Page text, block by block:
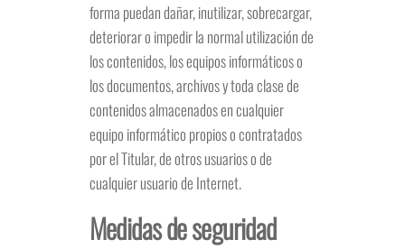
forma puedan dañar, inutilizar, sobrecargar,
deteriorar o impedir la normal utilización de
los contenidos, los equipos informáticos o
los documentos, archivos y toda clase de
contenidos almacenados en cualquier
equipo informático propios o contratados
por el Titular, de otros usuarios o de
cualquier usuario de Internet.
Medidas de seguridad